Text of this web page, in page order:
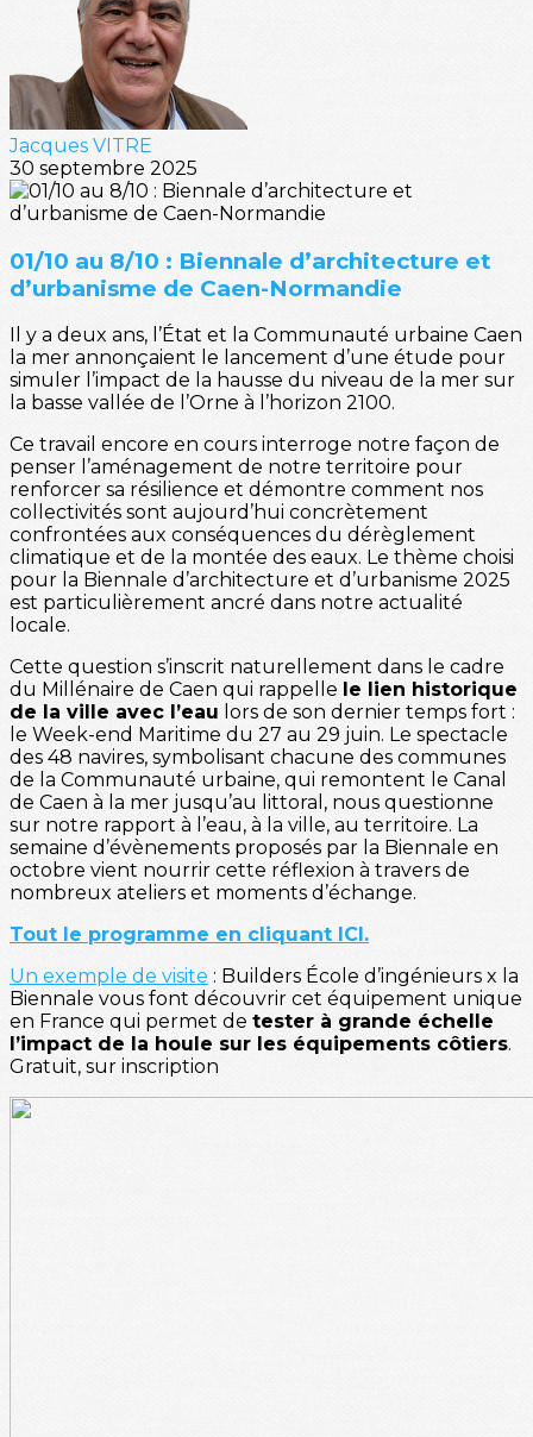
Jacques VITRE
30 septembre 2025
01/10 au 8/10 : Biennale d’architecture et
d’urbanisme de Caen-Normandie
Il y a deux ans, l’État et la Communauté urbaine Caen
la mer annonçaient le lancement d’une étude pour
simuler l’impact de la hausse du niveau de la mer sur
la basse vallée de l’Orne à l’horizon 2100.
Ce travail encore en cours interroge notre façon de
penser l’aménagement de notre territoire pour
renforcer sa résilience et démontre comment nos
collectivités sont aujourd’hui concrètement
confrontées aux conséquences du dérèglement
climatique et de la montée des eaux. Le thème choisi
pour la Biennale d’architecture et d’urbanisme 2025
est particulièrement ancré dans notre actualité
locale.
Cette question s’inscrit naturellement dans le cadre
du Millénaire de Caen qui rappelle le lien historique
de la ville avec l’eau lors de son dernier temps fort :
le Week-end Maritime du 27 au 29 juin. Le spectacle
des 48 navires, symbolisant chacune des communes
de la Communauté urbaine, qui remontent le Canal
de Caen à la mer jusqu’au littoral, nous questionne
sur notre rapport à l’eau, à la ville, au territoire. La
semaine d’évènements proposés par la Biennale en
octobre vient nourrir cette réflexion à travers de
nombreux ateliers et moments d’échange.
Tout le programme en cliquant ICI.
Un exemple de visite : Builders École d’ingénieurs x la
Biennale vous font découvrir cet équipement unique
en France qui permet de tester à grande échelle
l’impact de la houle sur les équipements côtiers.
Gratuit, sur inscription